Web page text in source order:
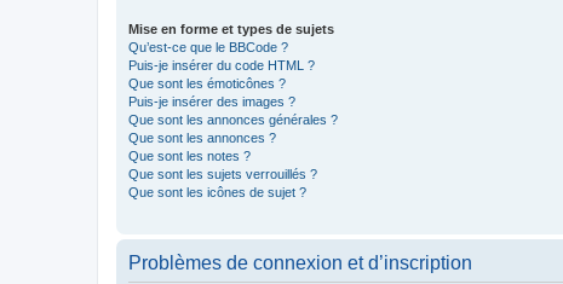
Mise en forme et types de sujets
Qu’est-ce que le BBCode ?
Puis-je insérer du code HTML ?
Que sont les émoticônes ?
Puis-je insérer des images ?
Que sont les annonces générales ?
Que sont les annonces ?
Que sont les notes ?
Que sont les sujets verrouillés ?
Que sont les icônes de sujet ?
Problèmes de connexion et d’inscription